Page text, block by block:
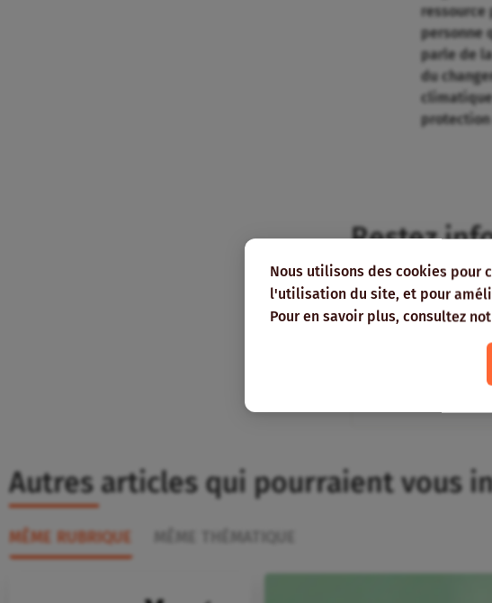
Nous utilisons des cookies pour
l'utilisation du site, et pour
Pour en savoir plus, consultez
ressource
personne
parle de
du
protection
Restez
Abonnez-vous à
pour les recevoir
Autres articles qui pourraient vous
MÊME RUBRIQUE